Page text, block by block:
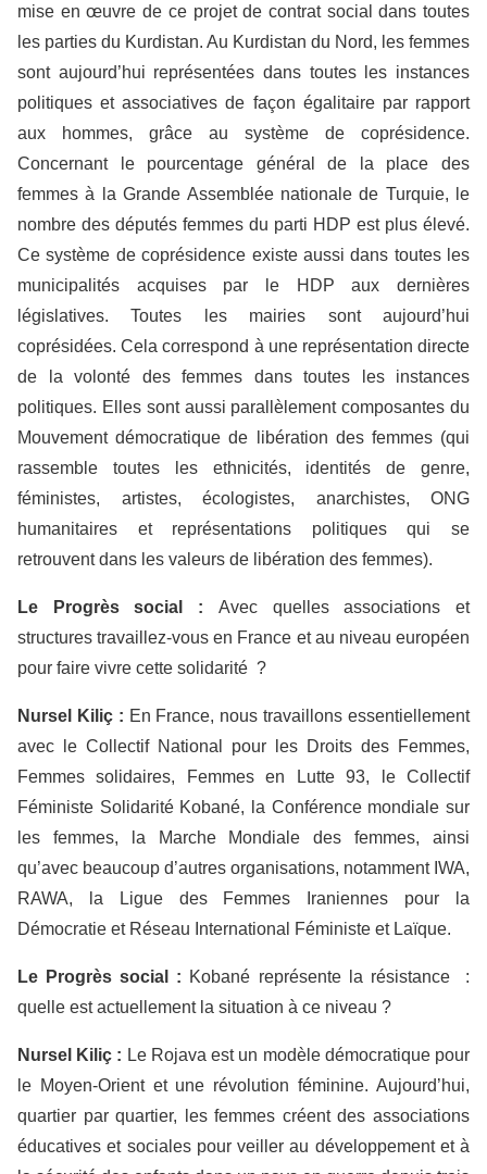
mise en œuvre de ce projet de contrat social dans toutes
les parties du Kurdistan. Au Kurdistan du Nord, les femmes
sont aujourd’hui représentées dans toutes les instances
politiques et associatives de façon égalitaire par rapport
aux hommes, grâce au système de coprésidence.
Concernant le pourcentage général de la place des
femmes à la Grande Assemblée nationale de Turquie, le
nombre des députés femmes du parti HDP est plus élevé.
Ce système de coprésidence existe aussi dans toutes les
municipalités acquises par le HDP aux dernières
législatives. Toutes les mairies sont aujourd’hui
coprésidées. Cela correspond à une représentation directe
de la volonté des femmes dans toutes les instances
politiques. Elles sont aussi parallèlement composantes du
Mouvement démocratique de libération des femmes (qui
rassemble toutes les ethnicités, identités de genre,
féministes, artistes, écologistes, anarchistes, ONG
humanitaires et représentations politiques qui se
retrouvent dans les valeurs de libération des femmes).
Le Progrès social : Avec quelles associations et
structures travaillez-vous en France et au niveau européen
pour faire vivre cette solidarité ?
Nursel Kiliç : En France, nous travaillons essentiellement
avec le Collectif National pour les Droits des Femmes,
Femmes solidaires, Femmes en Lutte 93, le Collectif
Féministe Solidarité Kobané, la Conférence mondiale sur
les femmes, la Marche Mondiale des femmes, ainsi
qu’avec beaucoup d’autres organisations, notamment IWA,
RAWA, la Ligue des Femmes Iraniennes pour la
Démocratie et Réseau International Féministe et Laïque.
Le Progrès social : Kobané représente la résistance :
quelle est actuellement la situation à ce niveau ?
Nursel Kiliç : Le Rojava est un modèle démocratique pour
le Moyen-Orient et une révolution féminine. Aujourd’hui,
quartier par quartier, les femmes créent des associations
éducatives et sociales pour veiller au développement et à